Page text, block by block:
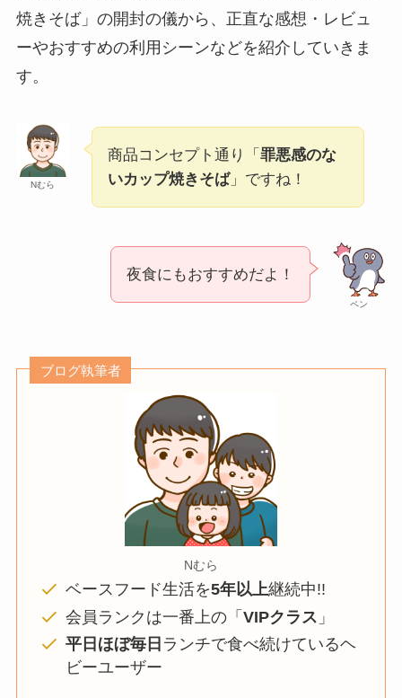
焼きそば」の開封の儀から、正直な感想・レビュ
ーやおすすめの利用シーンなどを紹介していきま
す。
Nむら
商品コンセプト通り「 罪悪感のな
いカップ焼きそば」ですね！
ペン
夜食にもおすすめだよ！
ブログ執筆者
Nむら
ベースフード生活を5年以上継続中!!
会員ランクは一番上の「 VIPクラス 」
平日ほぼ毎日 ランチで食べ続けているヘ
ビーユーザー